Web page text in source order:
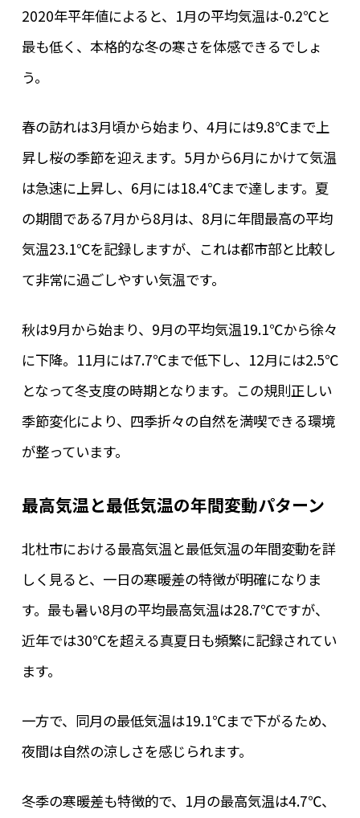
2020年平年値によると、1月の平均気温は-0.2℃と
最も低く、本格的な冬の寒さを体感できるでしょ
う。
春の訪れは3月頃から始まり、4月には9.8℃まで上
昇し桜の季節を迎えます。5月から6月にかけて気温
は急速に上昇し、6月には18.4℃まで達します。夏
の期間である7月から8月は、8月に年間最高の平均
気温23.1℃を記録しますが、これは都市部と比較し
て非常に過ごしやすい気温です。
秋は9月から始まり、9月の平均気温19.1℃から徐々
に下降。11月には7.7℃まで低下し、12月には2.5℃
となって冬支度の時期となります。この規則正しい
季節変化により、四季折々の自然を満喫できる環境
が整っています。
最高気温と最低気温の年間変動パターン
北杜市における最高気温と最低気温の年間変動を詳
しく見ると、一日の寒暖差の特徴が明確になりま
す。最も暑い8月の平均最高気温は28.7℃ですが、
近年では30℃を超える真夏日も頻繁に記録されてい
ます。
一方で、同月の最低気温は19.1℃まで下がるため、
夜間は自然の涼しさを感じられます。
冬季の寒暖差も特徴的で、1月の最高気温は4.7℃、